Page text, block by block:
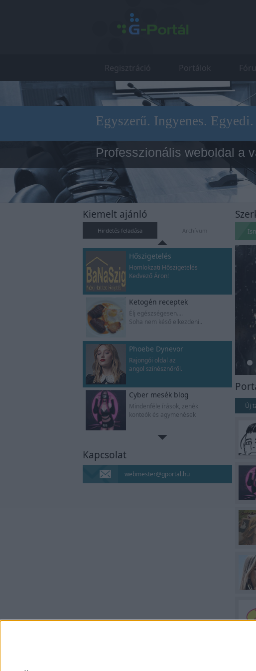
Regisztráció Portálok
Egyszerű. Ingyenes. Egyedi.
Professzionális weboldal a
Kiemelt ajánló
Hirdetés feladása Archívum
Cluequest
Ingyenes online játék
Gyere,oldd meg a rejtélyt
Hőszigetelés
Homlokzati Hőszigetelés
Kedvező Áron!
Ketogén receptek
Élj egészségesen....
Soha nem késő elkezdeni..
Phoebe Dynevor
Rajongói oldal az
angol színésznőről.
Cyber mesék blog
Mindenféle írások, zenék
konteók és agymenések
Zsombor naplója
Kapcsolat
webmester@gportal.hu
Új